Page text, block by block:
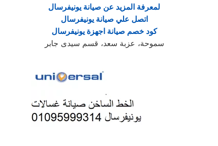
لمعرفة المزيد عن صيانة يونيفرسال
اتصل علي صيانة يونيفرسال
كود خصم صيانة اجهزة يونيفرسال
سموحة، عزبة سعد، قسم سيدى جابر